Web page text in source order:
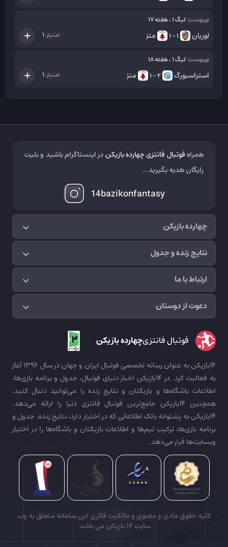
تورنومنت: لیگ 1 ، هفته 17
لوریان 1 - 1 متز امتیاز:1
تورنومنت: لیگ 1 ، هفته 18
استراسبورگ 2 - 1 متز امتیاز:1
چهارده بازیکن
نتایج زنده و جدول
ارتباط با ما
دعوت از دوستان
همراهفوتبال فانتزی چهارده بازیکندر اینستاگرام باشید و بلیت
رایگان هدیه بگیرید...
14bazikonfantasy
فوتبال فانتزیچهارده بازیکن
14بازیکن به عنوان رسانه تخصصی فوتبال ایران و جهان در سال 1396 آغاز
به فعالیت کرد. در 14بازیکن اخبار دنیای فوتبال، جدول و برنامه بازی‌ها،
اطلاعات باشگاه‌ها و بازیکنان و نتایج زنده را می‌توانید دنبال کنید.
همچنین 14بازیکن جامع‌ترین فوتبال فانتزی دنیا را ارائه می‌دهد.
14بازیکن به پشتوانه بانک اطلاعاتی که در اختیار دارد، نتایج زنده، جدول و
برنامه بازی‌ها، ترکیب تیم‌ها و اطلاعات بازیکنان و باشگاه‌ها را در اختیار
وبسایت‌ها قرار می‌دهد.
کلیه حقوق مادی و معنوی و مالکیت فکری این سامانه متعلق به وب
سایت14 بازیکن می باشد.